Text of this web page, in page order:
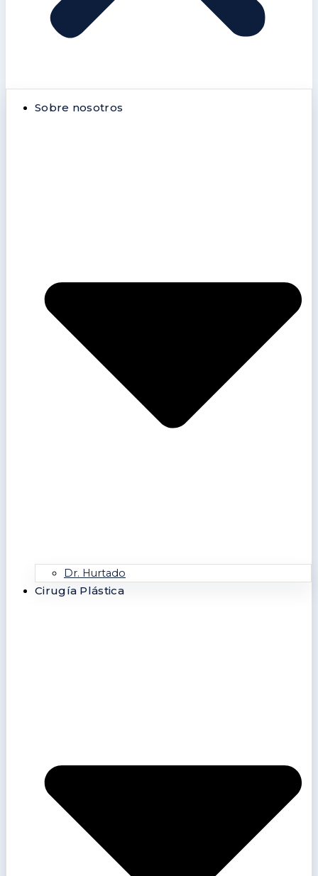
Sobre nosotros
Dr. Hurtado
Cirugía Plástica